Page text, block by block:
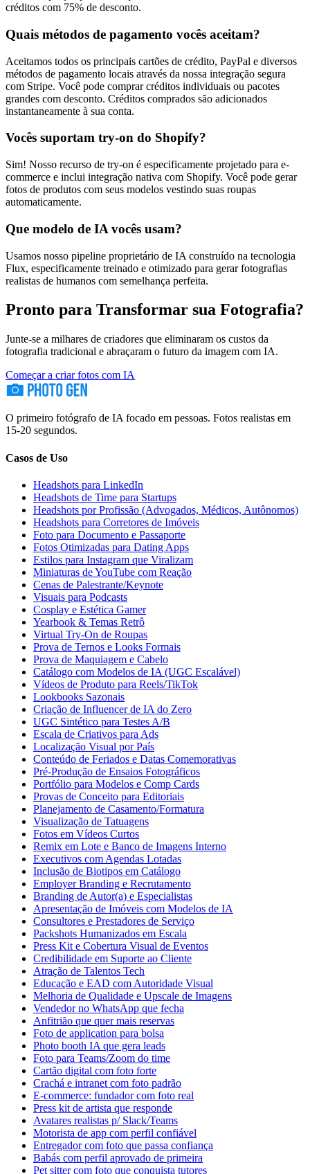
créditos com 75% de desconto.
Quais métodos de pagamento vocês aceitam?
Aceitamos todos os principais cartões de crédito, PayPal e diversos
métodos de pagamento locais através da nossa integração segura
com Stripe. Você pode comprar créditos individuais ou pacotes
grandes com desconto. Créditos comprados são adicionados
instantaneamente à sua conta.
Vocês suportam try-on do Shopify?
Sim! Nosso recurso de try-on é especificamente projetado para e-
commerce e inclui integração nativa com Shopify. Você pode gerar
fotos de produtos com seus modelos vestindo suas roupas
automaticamente.
Que modelo de IA vocês usam?
Usamos nosso pipeline proprietário de IA construído na tecnologia
Flux, especificamente treinado e otimizado para gerar fotografias
realistas de humanos com semelhança perfeita.
Pronto para Transformar sua Fotografia?
Junte-se a milhares de criadores que eliminaram os custos da
fotografia tradicional e abraçaram o futuro da imagem com IA.
Começar a criar fotos com IA
O primeiro fotógrafo de IA focado em pessoas. Fotos realistas em
15-20 segundos.
Casos de Uso
Headshots para LinkedIn
Headshots de Time para Startups
Headshots por Profissão (Advogados, Médicos, Autônomos)
Headshots para Corretores de Imóveis
Foto para Documento e Passaporte
Fotos Otimizadas para Dating Apps
Estilos para Instagram que Viralizam
Miniaturas de YouTube com Reação
Cenas de Palestrante/Keynote
Visuais para Podcasts
Cosplay e Estética Gamer
Yearbook & Temas Retrô
Virtual Try-On de Roupas
Prova de Ternos e Looks Formais
Prova de Maquiagem e Cabelo
Catálogo com Modelos de IA (UGC Escalável)
Vídeos de Produto para Reels/TikTok
Lookbooks Sazonais
Criação de Influencer de IA do Zero
UGC Sintético para Testes A/B
Escala de Criativos para Ads
Localização Visual por País
Conteúdo de Feriados e Datas Comemorativas
Pré-Produção de Ensaios Fotográficos
Portfólio para Modelos e Comp Cards
Provas de Conceito para Editoriais
Planejamento de Casamento/Formatura
Visualização de Tatuagens
Fotos em Vídeos Curtos
Remix em Lote e Banco de Imagens Interno
Executivos com Agendas Lotadas
Inclusão de Biotipos em Catálogo
Employer Branding e Recrutamento
Branding de Autor(a) e Especialistas
Apresentação de Imóveis com Modelos de IA
Consultores e Prestadores de Serviço
Packshots Humanizados em Escala
Press Kit e Cobertura Visual de Eventos
Credibilidade em Suporte ao Cliente
Atração de Talentos Tech
Educação e EAD com Autoridade Visual
Melhoria de Qualidade e Upscale de Imagens
Vendedor no WhatsApp que fecha
Anfitrião que quer mais reservas
Foto de application para bolsa
Photo booth IA que gera leads
Foto para Teams/Zoom do time
Cartão digital com foto forte
Crachá e intranet com foto padrão
E-commerce: fundador com foto real
Press kit de artista que responde
Avatares realistas p/ Slack/Teams
Motorista de app com perfil confiável
Entregador com foto que passa confiança
Babás com perfil aprovado de primeira
Pet sitter com foto que conquista tutores